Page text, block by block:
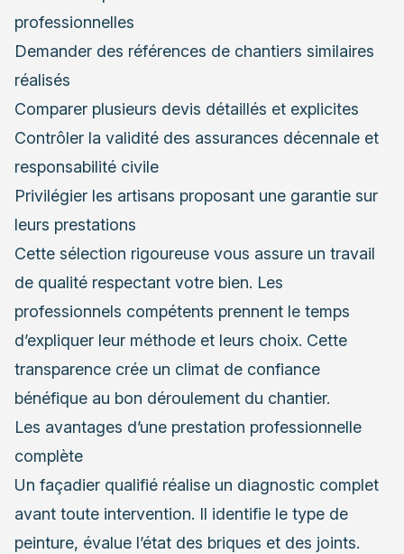
professionnelles
Demander des références de chantiers similaires
réalisés
Comparer plusieurs devis détaillés et explicites
Contrôler la validité des assurances décennale et
responsabilité civile
Privilégier les artisans proposant une garantie sur
leurs prestations
Cette sélection rigoureuse vous assure un travail
de qualité respectant votre bien. Les
professionnels compétents prennent le temps
d’expliquer leur méthode et leurs choix. Cette
transparence crée un climat de confiance
bénéfique au bon déroulement du chantier.
Les avantages d’une prestation professionnelle
complète
Un façadier qualifié réalise un diagnostic complet
avant toute intervention. Il identifie le type de
peinture, évalue l’état des briques et des joints.